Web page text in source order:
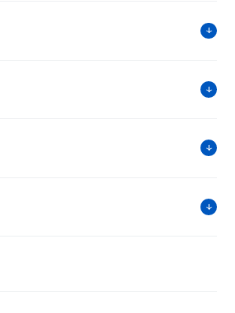
ソリ
～ニューノーマル時代のワークスタ